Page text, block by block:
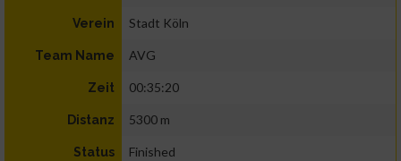
Verein Stadt Köln
Team Name AVG
Zeit 00:35:20
Distanz 5300 m
Status Finished